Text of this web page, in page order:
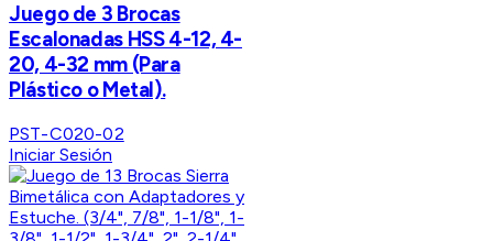
Juego de 3 Brocas
Escalonadas HSS 4-12, 4-
20, 4-32 mm (Para
Plástico o Metal).
PST-C020-02
Iniciar Sesión